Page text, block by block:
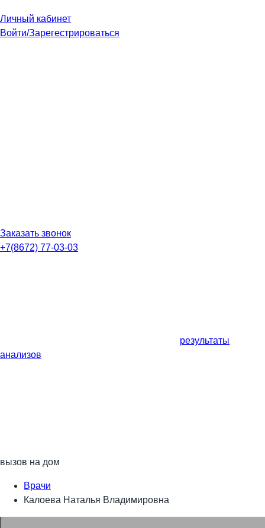
Личный кабинет
Войти/Зарегестрироваться
Заказать звонок
+7(8672) 77-03-03
результаты
анализов
вызов на дом
Врачи
Калоева Наталья Владимировна